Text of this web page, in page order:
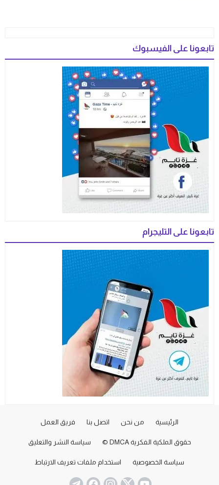
تابعونا على الفيسبوك
تابعونا على التليجرام
الرئيسية من نحن اتصل بنا فريق العمل
حقوق الملكية الفكرية DMCA © سياسة النشر والتعليق
سياسة الخصوصية استخدام ملفات تعريف الارتباط